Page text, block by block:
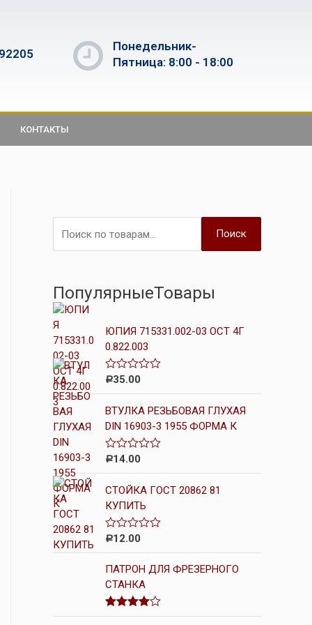
Понедельник-
Пятница: 8:00 - 18:00
КОНТАКТЫ
Поиск
ПопулярныеТовары
ЮПИЯ 715331.002-03 ОСТ 4Г
0.822.003
О
н
к
а
0
з
5
Р35.00
ВТУЛКА РЕЗЬБОВАЯ ГЛУХАЯ
DIN 16903-3 1955 ФОРМА К
О
н
к
а
0
з
5
Р14.00
СТОЙКА ГОСТ 20862 81
КУПИТЬ
О
н
к
а
0
Р12.00
ПАТРОН ДЛЯ ФРЕЗЕРНОГО
СТАНКА
Оценка